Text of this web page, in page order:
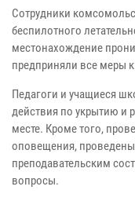
Сотрудники
беспилотного
местонахождение
предприняли все меры
Педагоги и учащиеся
действия по укрытию
месте. Кроме того,
оповещения,
преподавательским
вопросы.